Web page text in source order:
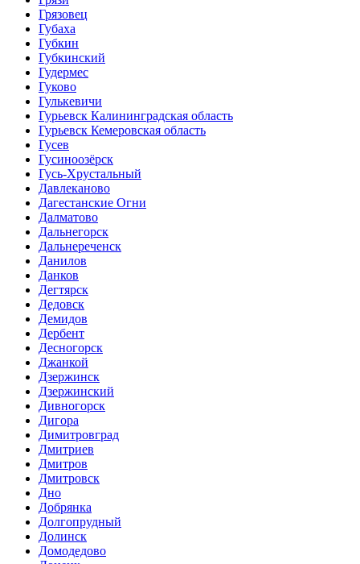
Грязовец
Губаха
Губкин
Губкинский
Гудермес
Гуково
Гулькевичи
Гурьевск Калининградская область
Гурьевск Кемеровская область
Гусев
Гусиноозёрск
Гусь-Хрустальный
Давлеканово
Дагестанские Огни
Далматово
Дальнегорск
Дальнереченск
Данилов
Данков
Дегтярск
Дедовск
Демидов
Дербент
Десногорск
Джанкой
Дзержинск
Дзержинский
Дивногорск
Дигора
Димитровград
Дмитриев
Дмитров
Дмитровск
Дно
Добрянка
Долгопрудный
Долинск
Домодедово